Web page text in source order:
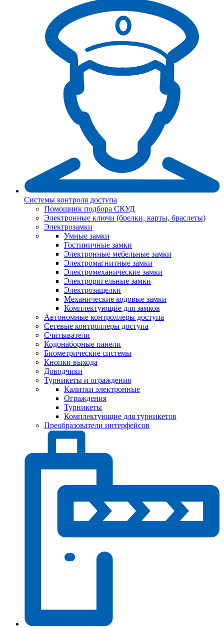
Системы контроля доступа
Помощник подбора СКУД
Электронные ключи (брелки, карты, браслеты)
Электрозамки
Умные замки
Гостиничные замки
Электронные мебельные замки
Электромагнитные замки
Электромеханические замки
Электроригельные замки
Электрозащелки
Механические кодовые замки
Комплектующие для замков
Автономные контроллеры доступа
Сетевые контроллеры доступа
Считыватели
Кодонаборные панели
Биометрические системы
Кнопки выхода
Доводчики
Турникеты и ограждения
Калитки электронные
Ограждения
Турникеты
Комплектующие для турникетов
Преобразователи интерфейсов